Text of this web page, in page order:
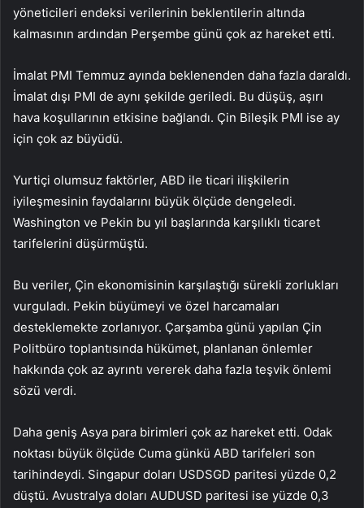
yöneticileri endeksi verilerinin beklentilerin altında
kalmasının ardından Perşembe günü çok az hareket etti.
İmalat PMI Temmuz ayında beklenenden daha fazla daraldı.
İmalat dışı PMI de aynı şekilde geriledi. Bu düşüş, aşırı
hava koşullarının etkisine bağlandı. Çin Bileşik PMI ise ay
için çok az büyüdü.
Yurtiçi olumsuz faktörler, ABD ile ticari ilişkilerin
iyileşmesinin faydalarını büyük ölçüde dengeledi.
Washington ve Pekin bu yıl başlarında karşılıklı ticaret
tarifelerini düşürmüştü.
Bu veriler, Çin ekonomisinin karşılaştığı sürekli zorlukları
vurguladı. Pekin büyümeyi ve özel harcamaları
desteklemekte zorlanıyor. Çarşamba günü yapılan Çin
Politbüro toplantısında hükümet, planlanan önlemler
hakkında çok az ayrıntı vererek daha fazla teşvik önlemi
sözü verdi.
Daha geniş Asya para birimleri çok az hareket etti. Odak
noktası büyük ölçüde Cuma günkü ABD tarifeleri son
tarihindeydi. Singapur doları USDSGD paritesi yüzde 0,2
düştü. Avustralya doları AUDUSD paritesi ise yüzde 0,3